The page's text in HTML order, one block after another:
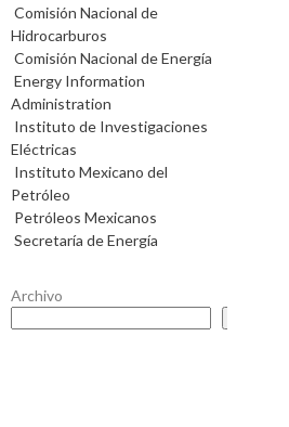
Comisión Nacional de
Hidrocarburos
Comisión Nacional de Energía
Energy Information
Administration
Instituto de Investigaciones
Eléctricas
Instituto Mexicano del
Petróleo
Petróleos Mexicanos
Secretaría de Energía
Archivo